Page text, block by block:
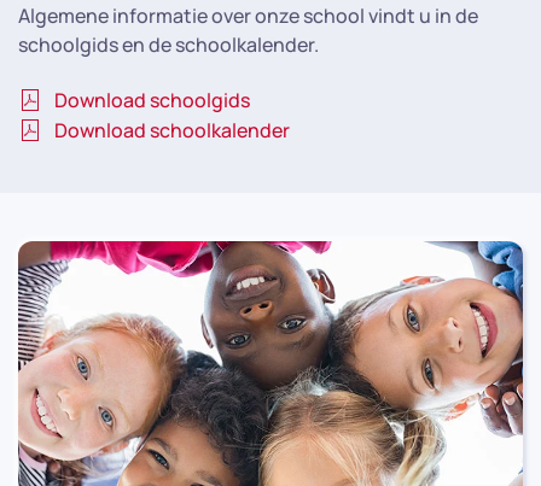
Algemene informatie over onze school vindt u in de
schoolgids en de schoolkalender.
Download schoolgids
Download schoolkalender